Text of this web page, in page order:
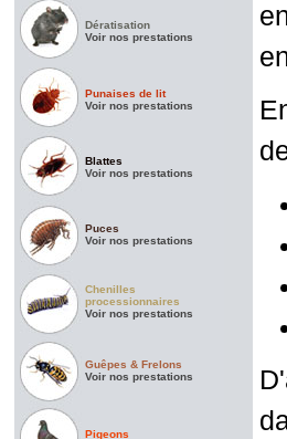
Dératisation
Voir nos prestations
Punaises de lit
Voir nos prestations
Blattes
Voir nos prestations
Puces
Voir nos prestations
Chenilles
processionnaires
Voir nos prestations
Guêpes & Frelons
Voir nos prestations
Pigeons